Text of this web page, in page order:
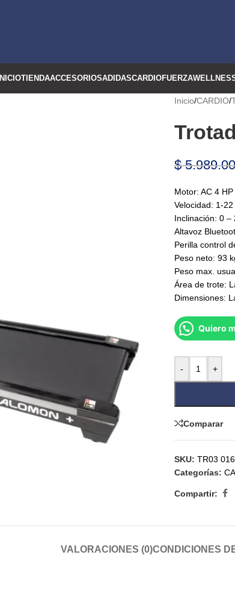
INICIOTIENDAACCESORIOSADIDASCARDIOFUERZA
Inicio/CARDIO/
$
Motor: AC 4 HP
Velocidad: 1-22
Inclinación: 0 –
Altavoz
Perilla control
Peso neto: 93
Peso max.
Área de trote:
Dimensiones:
Quiero
- +
Comparar
SKU: TR03
Categorías:
Compartir:
VALORACIONES (0)CONDICIONES